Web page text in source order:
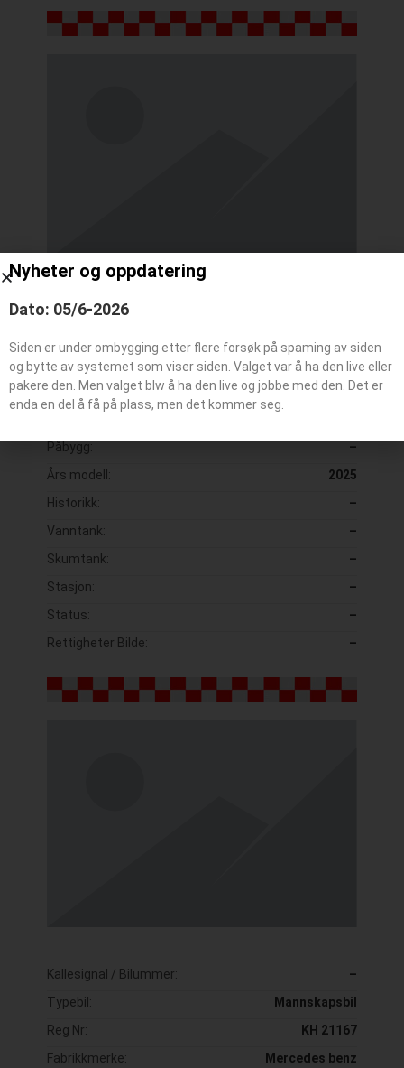
Kallesignal / Bilummer:
Reg Nr:
AE 66884
Fabrikkmerke:
Scania
Påbygg:
–
Års modell:
2025
Historikk:
–
Vanntank:
–
Skumtank:
–
Stasjon:
–
Status:
–
Rettigheter Bilde:
–
Kallesignal / Bilummer:
–
Typebil:
Mannskapsbil
Reg Nr:
KH 21167
Fabrikkmerke:
Mercedes benz
Nyheter og oppdatering
Dato: 05/6-2026
Siden er under ombygging etter flere forsøk på spaming av siden
og bytte av systemet som viser siden. Valget var å ha den live eller
pakere den. Men valget blw å ha den live og jobbe med den. Det er
enda en del å få på plass, men det kommer seg.